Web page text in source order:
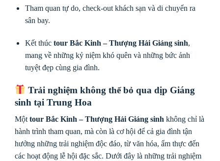
Tham quan tự do, check-out khách sạn và di chuyển ra
sân bay.
Kết thúc tour Bắc Kinh – Thượng Hải Giáng sinh,
mang về những kỷ niệm khó quên và những bức ảnh
tuyệt đẹp cùng gia đình.
Trải nghiệm không thể bỏ qua dịp Giáng
sinh tại Trung Hoa
Một tour Bắc Kinh – Thượng Hải Giáng sinh không chỉ là
hành trình tham quan, mà còn là cơ hội để cả gia đình tận
hưởng những trải nghiệm độc đáo, từ văn hóa, ẩm thực đến
các hoạt động lễ hội đặc sắc. Dưới đây là những trải nghiệm